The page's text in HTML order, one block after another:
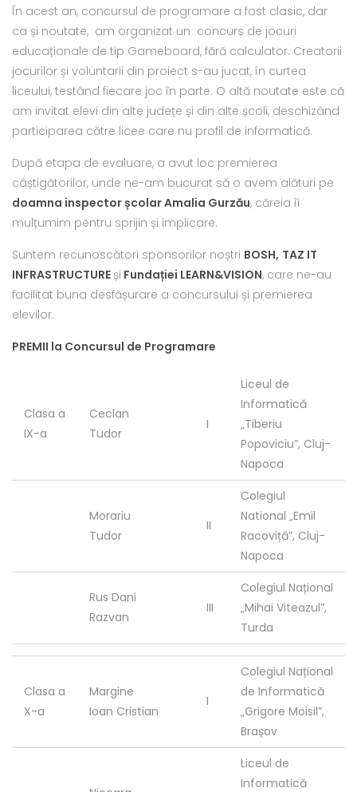
În acest an, concursul de programare a fost clasic, dar
ca și noutate, am organizat un concurs de jocuri
educaționale de tip Gameboard, fără calculator. Creatorii
jocurilor și voluntarii din proiect s-au jucat, în curtea
liceului, testând fiecare joc în parte. O altă noutate este că
am invitat elevi din alte județe și din alte școli, deschizând
participarea către licee care nu profil de informatică.
După etapa de evaluare, a avut loc premierea
câștigătorilor, unde ne-am bucurat să o avem alături pe
doamna inspector școlar Amalia Gurzău, căreia îi
mulțumim pentru sprijin și implicare.
Suntem recunoscători sponsorilor noștri BOSH, TAZ IT
INFRASTRUCTURE și Fundației LEARN&VISION, care ne-au
facilitat buna desfășurare a concursului și premierea
elevilor.
PREMII la Concursul de Programare
Clasa a
IX-a
Ceclan
Tudor
I
Liceul de
Informatică
„Tiberiu
Popoviciu”, Cluj-
Napoca
Morariu
Tudor
II
Colegiul
National „Emil
Racoviță”, Cluj-
Napoca
Rus Dani
Razvan
III
Colegiul Național
„Mihai Viteazul”,
Turda
Clasa a
X-a
Margine
Ioan Cristian
I
Colegiul Național
de Informatică
„Grigore Moisil”,
Brașov
Liceul de
Informatică